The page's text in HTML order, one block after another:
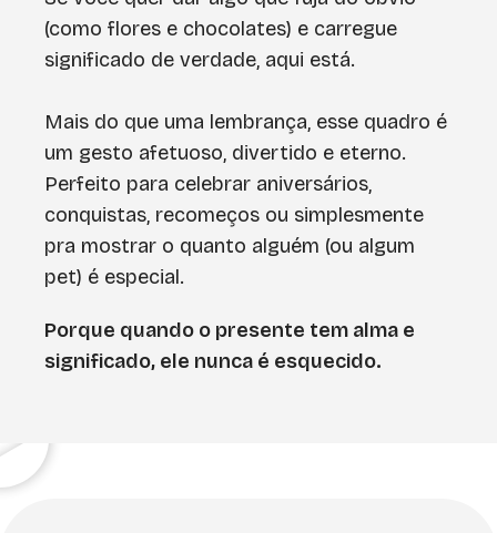
(como flores e chocolates) e carregue
significado de verdade, aqui está.
Mais do que uma lembrança, esse quadro é
um gesto afetuoso, divertido e eterno.
Perfeito para celebrar aniversários,
conquistas, recomeços ou simplesmente
pra mostrar o quanto alguém (ou algum
pet) é especial.
Porque quando o presente tem alma e
significado, ele nunca é esquecido.